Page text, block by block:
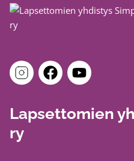
Lapsettomien
ry